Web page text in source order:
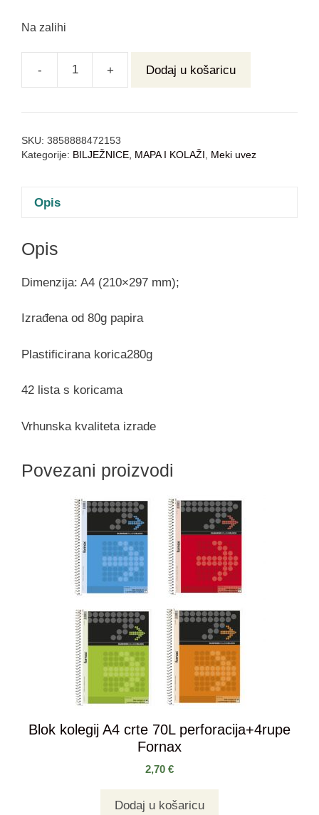
Na zalihi
- + Dodaj u košaricu
SKU: 3858888472153
Kategorije: BILJEŽNICE, MAPA I KOLAŽI , Meki uvez
Opis
Opis
Dimenzija: A4 (210×297 mm);
Izrađena od 80g papira
Plastificirana korica280g
42 lista s koricama
Vrhunska kvaliteta izrade
Povezani proizvodi
Blok kolegij A4 crte 70L perforacija+4rupe
Fornax
2,70 €
Dodaj u košaricu